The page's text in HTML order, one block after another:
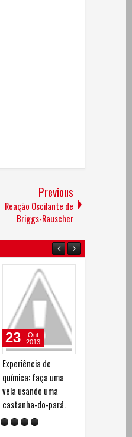
Previous
Reação Oscilante de
Briggs-Rauscher
Experiência de
química: faça uma
vela usando uma
castanha-do-pará.
23
Out
2013